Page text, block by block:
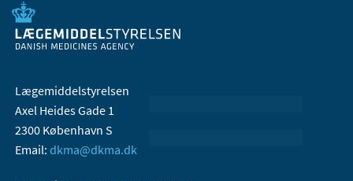
Lægemiddelstyrelsen
Axel Heides Gade 1
2300 København S
Email: dkma@dkma.dk